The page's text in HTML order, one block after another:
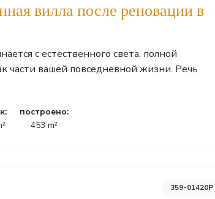
вилла после реновации в
с естественного света, полной
части вашей повседневной жизни. Речь
построено:
453 m²
359-01420P